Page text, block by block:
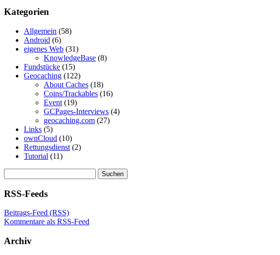
Kategorien
Allgemein (58)
Android (6)
eigenes Web (31)
KnowledgeBase (8)
Fundstücke (15)
Geocaching (122)
About Caches (18)
Coins/Trackables (16)
Event (19)
GCPages-Interviews (4)
geocaching.com (27)
Links (5)
ownCloud (10)
Rettungsdienst (2)
Tutorial (11)
nach:
RSS-Feeds
Beitrags-Feed (RSS)
Kommentare als RSS-Feed
Archiv